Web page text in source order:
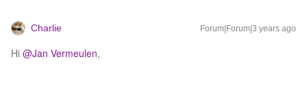
Charlie Forum|Forum|3 years ago
Hi @Jan Vermeulen,